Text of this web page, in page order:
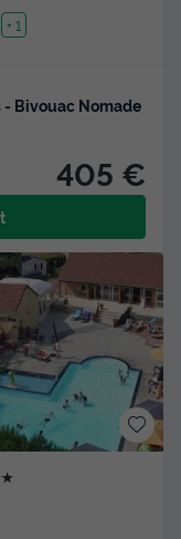
+ 1
- Bivouac Nomade
405 €